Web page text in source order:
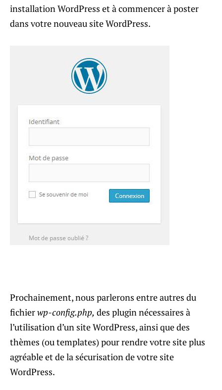
installation WordPress et à commencer à poster
dans votre nouveau site WordPress.
Prochainement, nous parlerons entre autres du
fichierwp-config.php, des plugin nécessaires à
l’utilisation d’un site WordPress, ainsi que des
thèmes (ou templates) pour rendre votre site plus
agréable et de la sécurisation de votre site
WordPress.